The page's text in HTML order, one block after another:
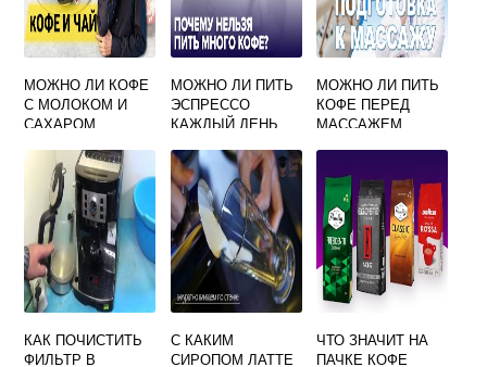
МОЖНО ЛИ КОФЕ
С МОЛОКОМ И
САХАРОМ
МОЖНО ЛИ ПИТЬ
ЭСПРЕССО
КАЖДЫЙ ДЕНЬ
МОЖНО ЛИ ПИТЬ
КОФЕ ПЕРЕД
МАССАЖЕМ
КАК ПОЧИСТИТЬ
ФИЛЬТР В
С КАКИМ
СИРОПОМ ЛАТТЕ
ЧТО ЗНАЧИТ НА
ПАЧКЕ КОФЕ